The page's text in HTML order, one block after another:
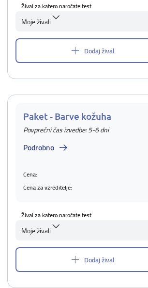
Žival za katero naročate test
Moje živali
Dodaj žival
Paket - Barve kožuha
Povprečni čas izvedbe: 5-6 dni
Podrobno
Cena:
Cena za vzreditelje:
Žival za katero naročate test
Moje živali
Dodaj žival